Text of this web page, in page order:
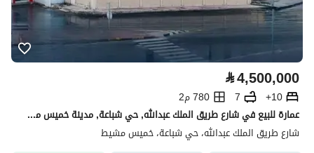
⃁4,500,000
10+
7
780 م2
عمارة للبيع في شارع طريق الملك عبدالله, حي شباعة, مدينة خميس مشيط, منطقة عسير
شارع طريق الملك عبدالله، حي شباعة، خميس مشيط